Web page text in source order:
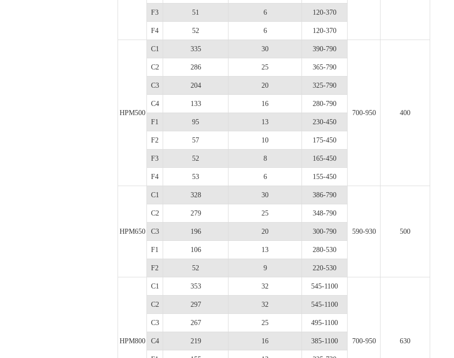
F3 51 6 120-370
F4 52 6 120-370
HPM500
C1 335 30 390-790
700-950 400
C2 286 25 365-790
C3 204 20 325-790
C4 133 16 280-790
F1 95 13 230-450
F2 57 10 175-450
F3 52 8 165-450
F4 53 6 155-450
HPM650
C1 328 30 386-790
590-930 500
C2 279 25 348-790
C3 196 20 300-790
F1 106 13 280-530
F2 52 9 220-530
HPM800
C1 353 32 545-1100
700-950 630
C2 297 32 545-1100
C3 267 25 495-1100
C4 219 16 385-1100